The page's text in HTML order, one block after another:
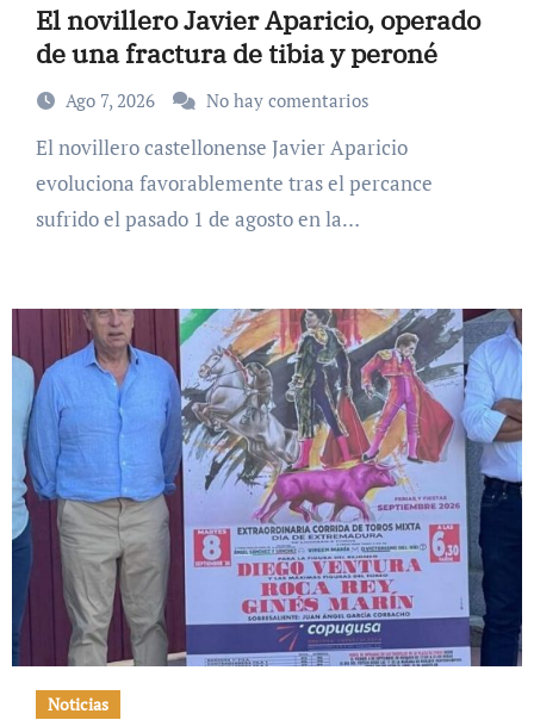
El novillero Javier Aparicio, operado
de una fractura de tibia y peroné
Ago 7, 2026 No hay comentarios
El novillero castellonense Javier Aparicio
evoluciona favorablemente tras el percance
sufrido el pasado 1 de agosto en la…
Noticias